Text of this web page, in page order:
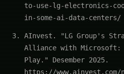
to-use-lg-electronics-
in-some-ai-data-centers/
AInvest. "LG Group's
Alliance with Microsoft:
Play." Desember 2025.
https://www.ainvest.com/